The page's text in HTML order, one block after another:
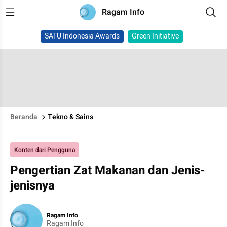
Ragam Info
SATU Indonesia Awards Green Initiative
Beranda Tekno & Sains
Konten dari Pengguna
Pengertian Zat Makanan dan Jenis-
jenisnya
Ragam Info
Ragam Info